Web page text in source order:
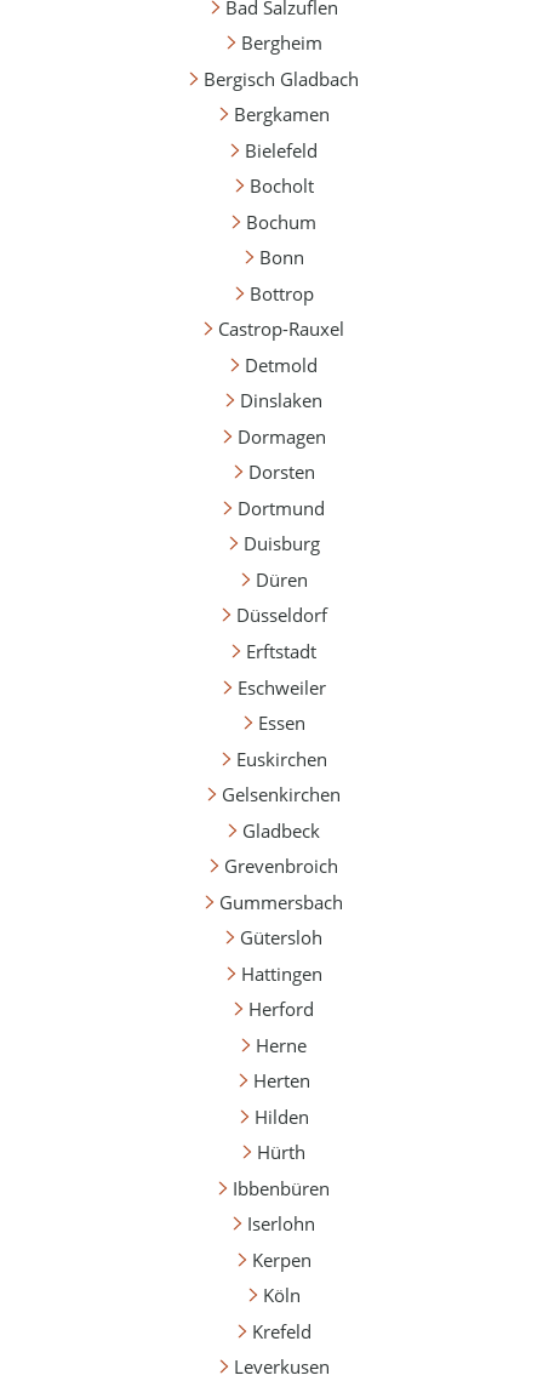
Bad Salzuflen
Bergheim
Bergisch Gladbach
Bergkamen
Bielefeld
Bocholt
Bochum
Bonn
Bottrop
Castrop-Rauxel
Detmold
Dinslaken
Dormagen
Dorsten
Dortmund
Duisburg
Düren
Düsseldorf
Erftstadt
Eschweiler
Essen
Euskirchen
Gelsenkirchen
Gladbeck
Grevenbroich
Gummersbach
Gütersloh
Hattingen
Herford
Herne
Herten
Hilden
Hürth
Ibbenbüren
Iserlohn
Kerpen
Köln
Krefeld
Leverkusen